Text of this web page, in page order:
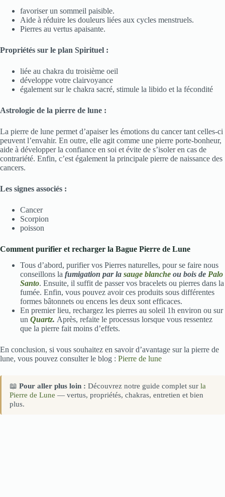
favoriser un sommeil paisible.
Aide à réduire les douleurs liées aux cycles menstruels.
Pierres au vertus apaisante.
Propriétés sur le plan Spirituel :
liée au chakra du troisième oeil
développe votre clairvoyance
également sur le chakra sacré, stimule la libido et la fécondité
Astrologie de la pierre de lune :
La pierre de lune permet d’apaiser les émotions du cancer tant celles-ci
peuvent l’envahir. En outre, elle agit comme une pierre porte-bonheur,
aide à développer la confiance en soi et évite de s’isoler en cas de
contrariété. Enfin, c’est également la principale pierre de naissance des
cancers.
Les signes associés :
Cancer
Scorpion
poisson
Comment purifier et recharger la Bague Pierre de Lune
Tous d’abord, purifier vos Pierres naturelles, pour se faire nous
conseillons la fumigation par la sauge blanche ou bois de Palo
Santo. Ensuite, il suffit de passer vos bracelets ou pierres dans la
fumée. Enfin, vous pouvez avoir ces produits sous différentes
formes bâtonnets ou encens les deux sont efficaces.
En premier lieu, rechargez les pierres au soleil 1h environ ou sur
un Quartz. Après, refaite le processus lorsque vous ressentez
que la pierre fait moins d’effets.
En conclusion, si vous souhaitez en savoir d’avantage sur la pierre de
lune, vous pouvez consulter le blog : Pierre de lune
📖 Pour aller plus loin : Découvrez notre guide complet sur la
Pierre de Lune — vertus, propriétés, chakras, entretien et bien
plus.